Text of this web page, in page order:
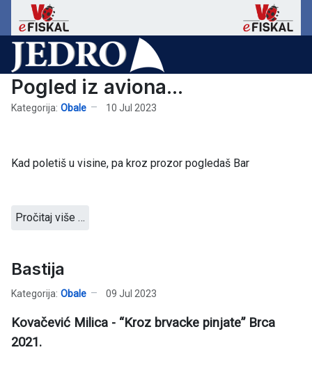
Pogled iz aviona...
Kategorija: Obale 10 Jul 2023
Kad poletiš u visine, pa kroz prozor pogledaš Bar
Pročitaj više …
Bastija
Kategorija: Obale 09 Jul 2023
Kovačević Milica - “Kroz brvacke pinjate” Brca
2021.